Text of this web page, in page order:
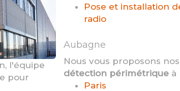
l'équipe
pour
Pose et installation
radio
Aubagne
Nous vous proposons
détection périmétrique à
Paris